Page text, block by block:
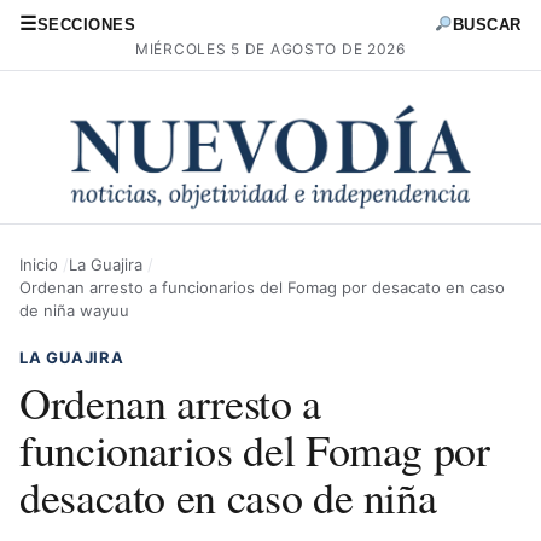
☰SECCIONES
MIÉRCOLES 5 DE AGOSTO DE 2026
BUSCAR
Inicio
La Guajira
Ordenan arresto a funcionarios del Fomag por desacato en caso
de niña wayuu
LA GUAJIRA
Ordenan arresto a
funcionarios del Fomag por
desacato en caso de niña